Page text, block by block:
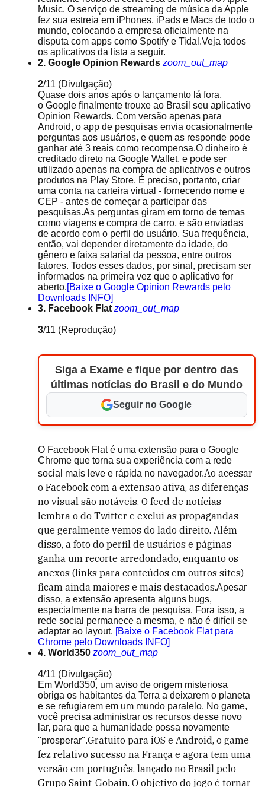
Music. O serviço de streaming de música da Apple
fez sua estreia em iPhones, iPads e Macs de todo o
mundo, colocando a empresa oficialmente na
disputa com apps como Spotify e Tidal.Veja todos
os aplicativos da lista a seguir.
2. Google Opinion Rewards zoom_out_map
2/11 (Divulgação)
Quase dois anos após o lançamento lá fora,
o Google finalmente trouxe ao Brasil seu aplicativo
Opinion Rewards. Com versão apenas para
Android, o app de pesquisas envia ocasionalmente
perguntas aos usuários, e quem as responde pode
ganhar até 3 reais como recompensa.O dinheiro é
creditado direto na Google Wallet, e pode ser
utilizado apenas na compra de aplicativos e outros
produtos na Play Store. É preciso, portanto, criar
uma conta na carteira virtual - fornecendo nome e
CEP - antes de começar a participar das
pesquisas.As perguntas giram em torno de temas
como viagens e compra de carro, e são enviadas
de acordo com o perfil do usuário. Sua frequência,
então, vai depender diretamente da idade, do
gênero e faixa salarial da pessoa, entre outros
fatores. Todos esses dados, por sinal, precisam ser
informados na primeira vez que o aplicativo for
aberto.[Baixe o Google Opinion Rewards pelo
Downloads INFO]
3. Facebook Flat zoom_out_map
3/11 (Reprodução)
Siga a Exame e fique por dentro das
últimas notícias do Brasil e do Mundo
Seguir no Google
O Facebook Flat é uma extensão para o Google
Chrome que torna sua experiência com a rede
social mais leve e rápida no navegador.Ao acessar
o Facebook com a extensão ativa, as diferenças
no visual são notáveis. O feed de notícias
lembra o do Twitter e exclui as propagandas
que geralmente vemos do lado direito. Além
disso, a foto do perfil de usuários e páginas
ganha um recorte arredondado, enquanto os
anexos (links para conteúdos em outros sites)
ficam ainda maiores e mais destacados.Apesar
disso, a extensão apresenta alguns bugs,
especialmente na barra de pesquisa. Fora isso, a
rede social permanece a mesma, e não é difícil se
adaptar ao layout. [Baixe o Facebook Flat para
Chrome pelo Downloads INFO]
4. World350 zoom_out_map
4/11 (Divulgação)
Em World350, um aviso de origem misteriosa
obriga os habitantes da Terra a deixarem o planeta
e se refugiarem em um mundo paralelo. No game,
você precisa administrar os recursos desse novo
lar, para que a humanidade possa novamente
"prosperar".Gratuito para iOS e Android, o game
fez relativo sucesso na França e agora tem uma
versão em português, lançado no Brasil pelo
Grupo Saint-Gobain. O objetivo do jogo é tornar